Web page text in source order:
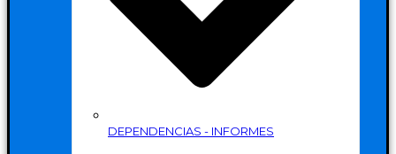
DEPENDENCIAS - INFORMES